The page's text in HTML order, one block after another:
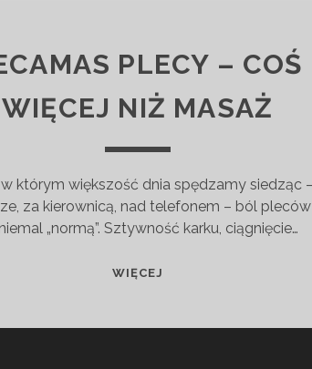
PLECY – COŚ
WIĘCEJ NIŻ MASAŻ
którym większość dnia spędzamy siedząc
za kierownicą, nad telefonem – ból pleców
„normą”. Sztywność karku, ciągnięcie…
WIĘCEJ